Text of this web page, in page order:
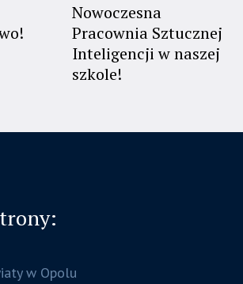
Nowoczesna
Pracownia Sztucznej
Inteligencji w naszej
szkole!
w Opolu